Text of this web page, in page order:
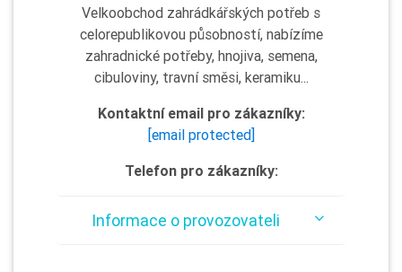
Velkoobchod zahrádkářských potřeb s
celorepublikovou působností, nabízíme
zahradnické potřeby, hnojiva, semena,
cibuloviny, travní směsi, keramiku...
Kontaktní email pro zákazníky:
[email protected]
Telefon pro zákazníky:
Informace o provozovateli